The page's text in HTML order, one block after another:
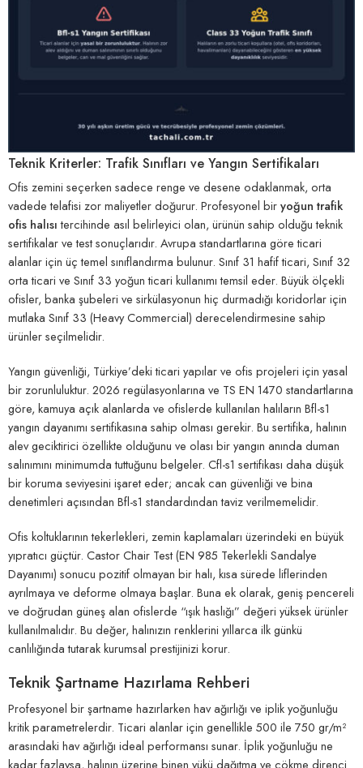
Teknik Kriterler: Trafik Sınıfları ve Yangın Sertifikaları
Ofis zemini seçerken sadece renge ve desene odaklanmak, orta
vadede telafisi zor maliyetler doğurur. Profesyonel biryoğun trafik
ofis halısıtercihinde asıl belirleyici olan, ürünün sahip olduğu teknik
sertifikalar ve test sonuçlarıdır. Avrupa standartlarına göre ticari
alanlar için üç temel sınıflandırma bulunur. Sınıf 31 hafif ticari, Sınıf 32
orta ticari ve Sınıf 33 yoğun ticari kullanımı temsil eder. Büyük ölçekli
ofisler, banka şubeleri ve sirkülasyonun hiç durmadığı koridorlar için
mutlaka Sınıf 33 (Heavy Commercial) derecelendirmesine sahip
ürünler seçilmelidir.
Yangın güvenliği, Türkiye’deki ticari yapılar ve ofis projeleri için yasal
bir zorunluluktur. 2026 regülasyonlarına ve TS EN 1470 standartlarına
göre, kamuya açık alanlarda ve ofislerde kullanılan halıların Bfl-s1
yangın dayanımı sertifikasına sahip olması gerekir. Bu sertifika, halının
alev geciktirici özellikte olduğunu ve olası bir yangın anında duman
salınımını minimumda tuttuğunu belgeler. Cfl-s1 sertifikası daha düşük
bir koruma seviyesini işaret eder; ancak can güvenliği ve bina
denetimleri açısından Bfl-s1 standardından taviz verilmemelidir.
Ofis koltuklarının tekerlekleri, zemin kaplamaları üzerindeki en büyük
yıpratıcı güçtür. Castor Chair Test (EN 985 Tekerlekli Sandalye
Dayanımı) sonucu pozitif olmayan bir halı, kısa sürede liflerinden
ayrılmaya ve deforme olmaya başlar. Buna ek olarak, geniş pencereli
ve doğrudan güneş alan ofislerde “ışık haslığı” değeri yüksek ürünler
kullanılmalıdır. Bu değer, halınızın renklerini yıllarca ilk günkü
canlılığında tutarak kurumsal prestijinizi korur.
Teknik Şartname Hazırlama Rehberi
Profesyonel bir şartname hazırlarken hav ağırlığı ve iplik yoğunluğu
kritik parametrelerdir. Ticari alanlar için genellikle 500 ile 750 gr/m²
arasındaki hav ağırlığı ideal performansı sunar. İplik yoğunluğu ne
kadar fazlaysa, halının üzerine binen yükü dağıtma ve çökme direnci